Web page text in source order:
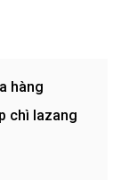
hàng
chì lazang